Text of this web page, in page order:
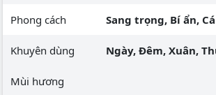
Phong cách Sang trọng, Bí ẩn,
Khuyên dùng Ngày, Đêm, Xuân,
Mùi hương